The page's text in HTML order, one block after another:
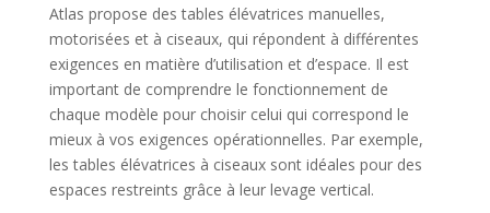
Atlas propose des tables élévatrices manuelles,
motorisées et à ciseaux, qui répondent à différentes
exigences en matière d’utilisation et d’espace. Il est
important de comprendre le fonctionnement de
chaque modèle pour choisir celui qui correspond le
mieux à vos exigences opérationnelles. Par exemple,
les tables élévatrices à ciseaux sont idéales pour des
espaces restreints grâce à leur levage vertical.